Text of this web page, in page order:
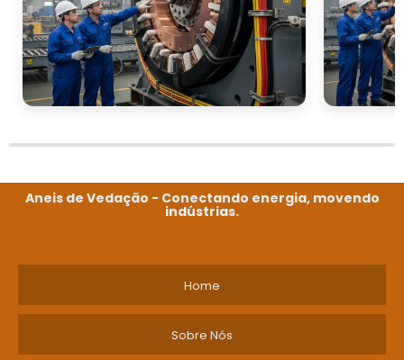
Aneis de Vedação - Conectando energia, movendo
indústrias.
Home
Sobre Nós